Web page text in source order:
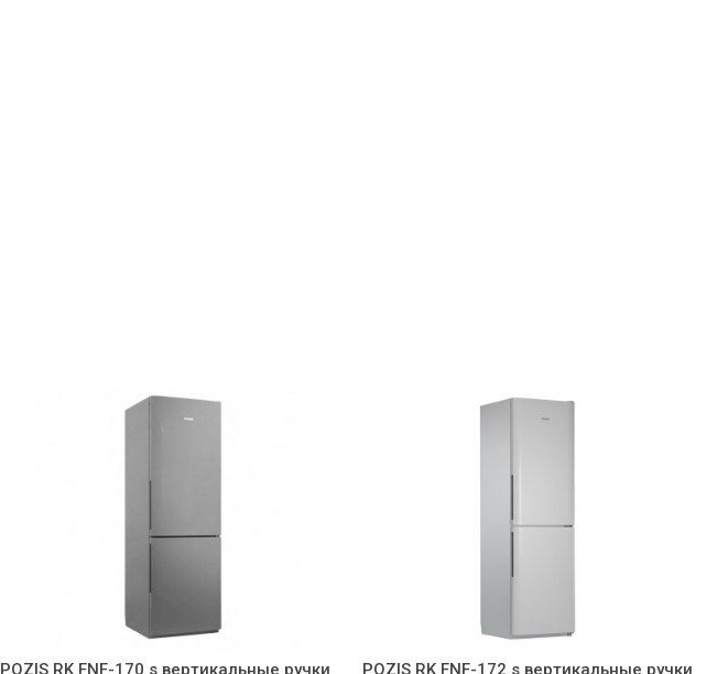
POZIS RK FNF-170 s вертикальные ручки POZIS RK FNF-172 s вертикальные ручки